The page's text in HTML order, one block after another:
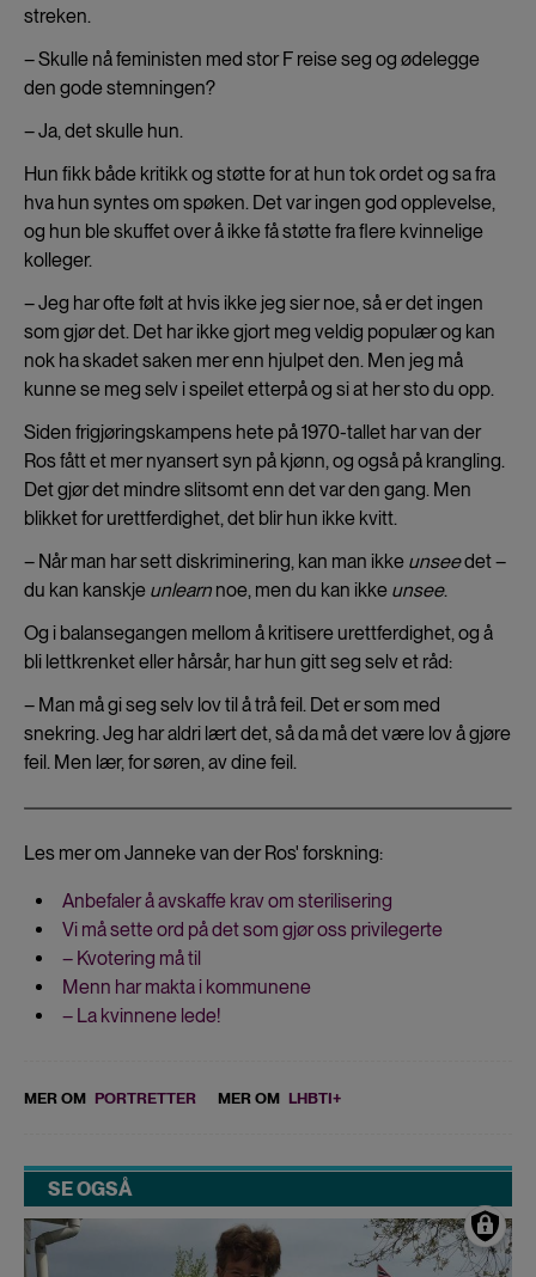
streken.
– Skulle nå feministen med stor F reise seg og ødelegge
den gode stemningen?
– Ja, det skulle hun.
Hun fikk både kritikk og støtte for at hun tok ordet og sa fra
hva hun syntes om spøken. Det var ingen god opplevelse,
og hun ble skuffet over å ikke få støtte fra flere kvinnelige
kolleger.
– Jeg har ofte følt at hvis ikke jeg sier noe, så er det ingen
som gjør det. Det har ikke gjort meg veldig populær og kan
nok ha skadet saken mer enn hjulpet den. Men jeg må
kunne se meg selv i speilet etterpå og si at her sto du opp.
Siden frigjøringskampens hete på 1970-tallet har van der
Ros fått et mer nyansert syn på kjønn, og også på krangling.
Det gjør det mindre slitsomt enn det var den gang. Men
blikket for urettferdighet, det blir hun ikke kvitt.
– Når man har sett diskriminering, kan man ikke unseedet –
du kan kanskje unlearn noe, men du kan ikke unsee.
Og i balansegangen mellom å kritisere urettferdighet, og å
bli lettkrenket eller hårsår, har hun gitt seg selv et råd:
– Man må gi seg selv lov til å trå feil. Det er som med
snekring. Jeg har aldri lært det, så da må det være lov å gjøre
feil. Men lær, for søren, av dine feil.
Les mer om Janneke van der Ros' forskning:
Anbefaler å avskaffe krav om sterilisering
Vi må sette ord på det som gjør oss privilegerte
– Kvotering må til
Menn har makta i kommunene
– La kvinnene lede!
MER OM PORTRETTER MER OM LHBTI+
SE OGSÅ